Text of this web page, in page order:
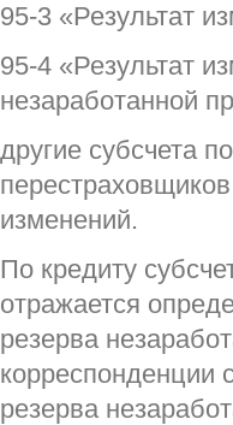
95-3 «Результат
95-4 «Результат
незаработанной
другие субсчета
изменений.
По кредиту
отражается
резерва
корреспонденции
резерва